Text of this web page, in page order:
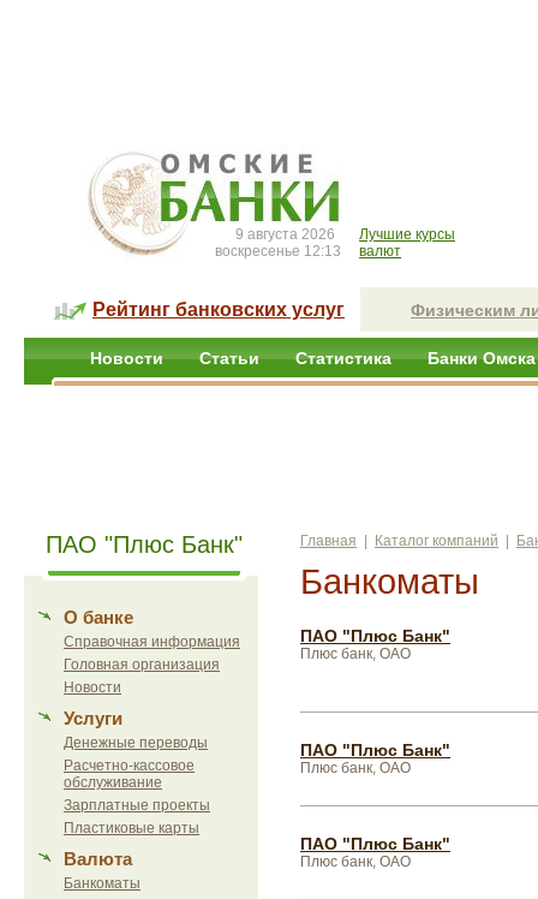
9 августа 2026
воскресенье 12:13
Лучшие курсы
валют
Рейтинг банковских услуг Физическим
Новости Статьи Статистика Банки Омска
ПАО "Плюс Банк"
О банке
Справочная информация
Головная организация
Новости
Услуги
Денежные переводы
Расчетно-кассовое
обслуживание
Зарплатные проекты
Пластиковые карты
Валюта
Банкоматы
Главная Каталог компаний
Банкоматы
ПАО "Плюс Банк"
Плюс банк, ОАО
ПАО "Плюс Банк"
Плюс банк, ОАО
ПАО "Плюс Банк"
Плюс банк, ОАО